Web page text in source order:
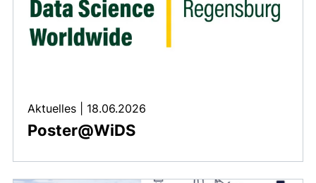
Poster@WiDS
Aktuelles 18.06.2026